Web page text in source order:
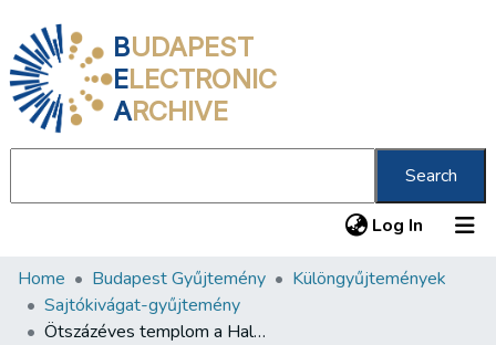
BUDAPEST
ELECTRONIC
ARCHIVE
Search
Log In (current)
Communities & Collections
All of DSpace
Home Budapest Gyűjtemény
Különgyűjtemények
Sajtókivágat-gyűjtemény
Ötszázéves templom a Halászbástya alatt